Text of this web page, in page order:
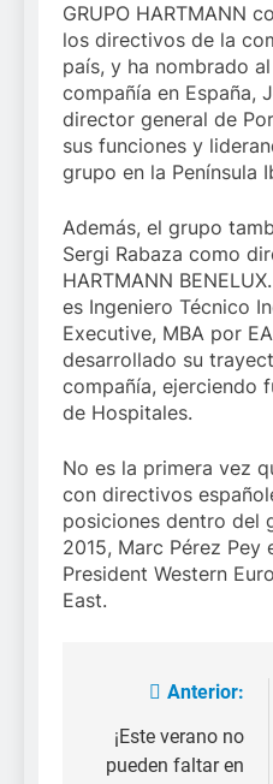
GRUPO HARTMANN
los directivos de la
país, y ha nombrado
compañía en España,
director general de
sus funciones y
grupo en la Península
Además, el grupo
Sergi Rabaza como
HARTMANN
es Ingeniero Técnico
Executive, MBA por
desarrollado su
compañía, ejerciendo
de Hospitales.
No es la primera vez
con directivos
posiciones dentro del
2015, Marc Pérez Pey
President Western
East.
Navegación
de
Anterior:
¡Este verano no
pueden faltar en